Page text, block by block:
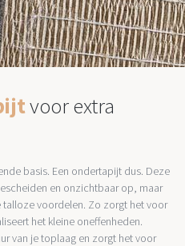
voor extra
basis. Een ondertapijt dus. Deze
en onzichtbaar op, maar
voordelen. Zo zorgt het voor
het kleine oneffenheden.
van je toplaag en zorgt het voor